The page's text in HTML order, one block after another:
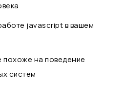
javascript в вашем
похоже на поведение
систем